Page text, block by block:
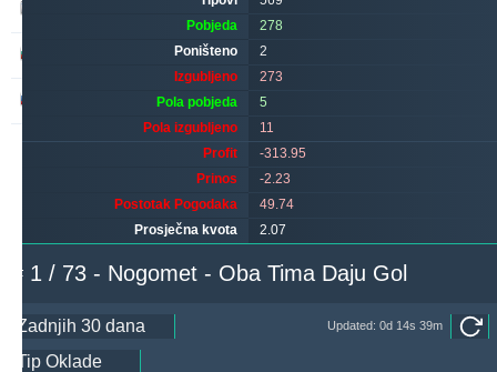
Pobjeda
Poništeno
Izgubljeno
Pola pobjeda
Pola izgubljeno
278
2
273
5
11
Profit
Prinos
Postotak Pogodaka
Prosječna kvota
-313.95
-2.23
49.74
2.07
# 1 / 73 - Nogomet - Oba Tima Daju Gol
Updated: 0d 14s 39m
256
0
0